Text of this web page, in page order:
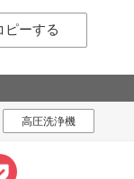
ピーする
高圧洗浄機